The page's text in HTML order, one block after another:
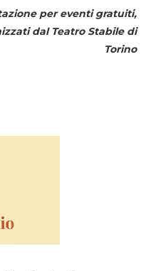
per eventi gratuiti,
dal Teatro Stabile di
Torino